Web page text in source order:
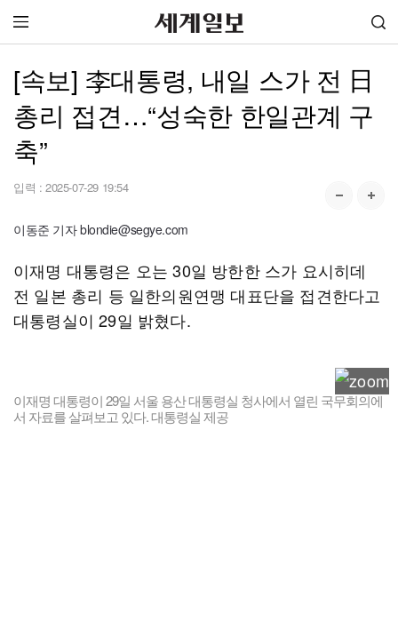
[속보] 李대통령, 내일 스가 전 日
총리 접견…“성숙한 한일관계 구
축”
입력 : 2025-07-29 19:54
이동준 기자 blondie@segye.com
이재명 대통령은 오는 30일 방한한 스가 요시히데
전 일본 총리 등 일한의원연맹 대표단을 접견한다고
대통령실이 29일 밝혔다.
이재명 대통령이 29일 서울 용산 대통령실 청사에서 열린 국무회의에
서 자료를 살펴보고 있다. 대통령실 제공